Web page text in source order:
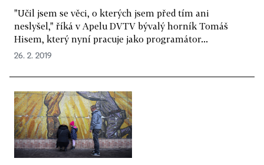
"Učil jsem se věci, o kterých jsem před tím ani
neslyšel," říká v Apelu DVTV bývalý horník Tomáš
Hisem, který nyní pracuje jako programátor...
26. 2. 2019